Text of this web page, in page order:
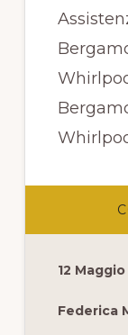
12
Federica